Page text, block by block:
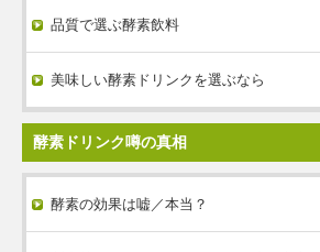
品質で選ぶ酵素飲料
美味しい酵素ドリンクを選ぶなら
酵素ドリンク噂の真相
酵素の効果は嘘／本当？